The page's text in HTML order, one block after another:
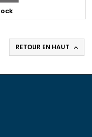
RETOUR EN HAUT 